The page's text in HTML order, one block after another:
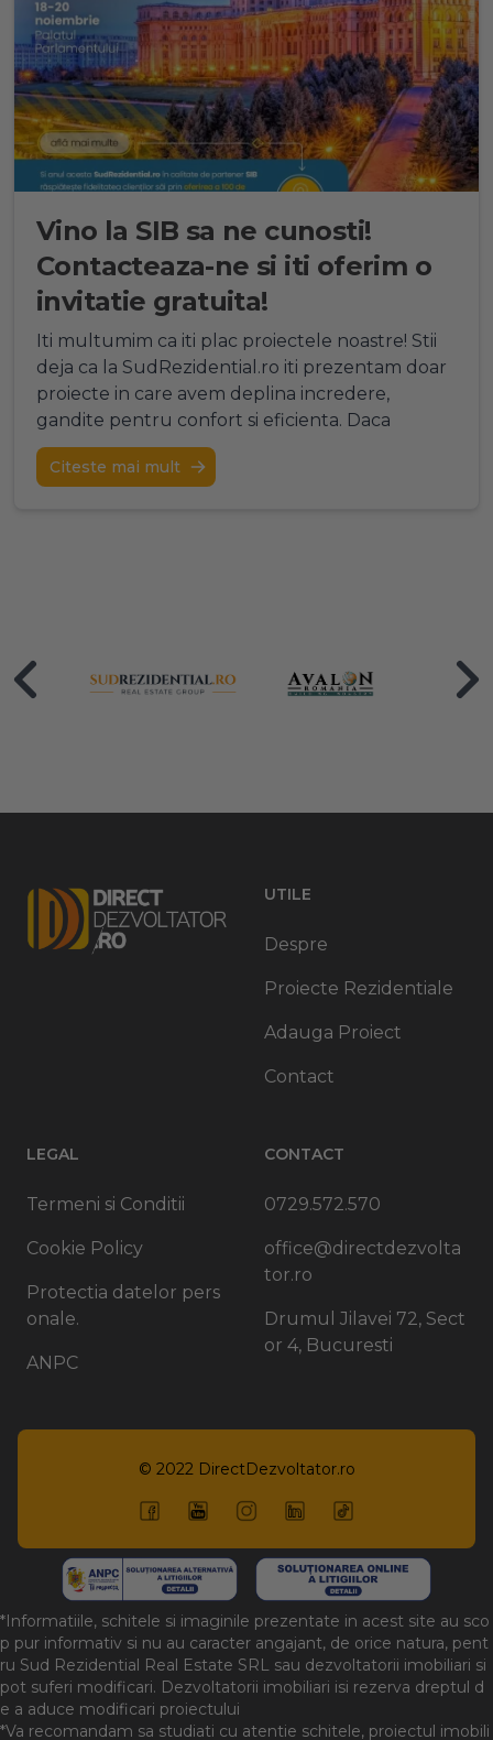
Vino la SIB sa ne cunosti!
Contacteaza-ne si iti oferim o
invitatie gratuita!
Iti multumim ca iti plac proiectele noastre! Stii
deja ca la SudRezidential.ro iti prezentam doar
proiecte in care avem deplina incredere,
gandite pentru confort si eficienta. Daca
Citeste mai mult
UTILE
Despre
Proiecte Rezidentiale
Adauga Proiect
Contact
LEGAL
Termeni si Conditii
Cookie Policy
Protectia datelor pers
onale.
ANPC
CONTACT
0729.572.570
office@directdezvolta
tor.ro
Drumul Jilavei 72, Sect
or 4, Bucuresti
© 2022 DirectDezvoltator.ro
*Informatiile, schitele si imaginile prezentate in acest site au sco
p pur informativ si nu au caracter angajant, de orice natura, pent
ru Sud Rezidential Real Estate SRL sau dezvoltatorii imobiliari si
pot suferi modificari. Dezvoltatorii imobiliari isi rezerva dreptul d
e a aduce modificari proiectului
*Va recomandam sa studiati cu atentie schitele, proiectul imobili